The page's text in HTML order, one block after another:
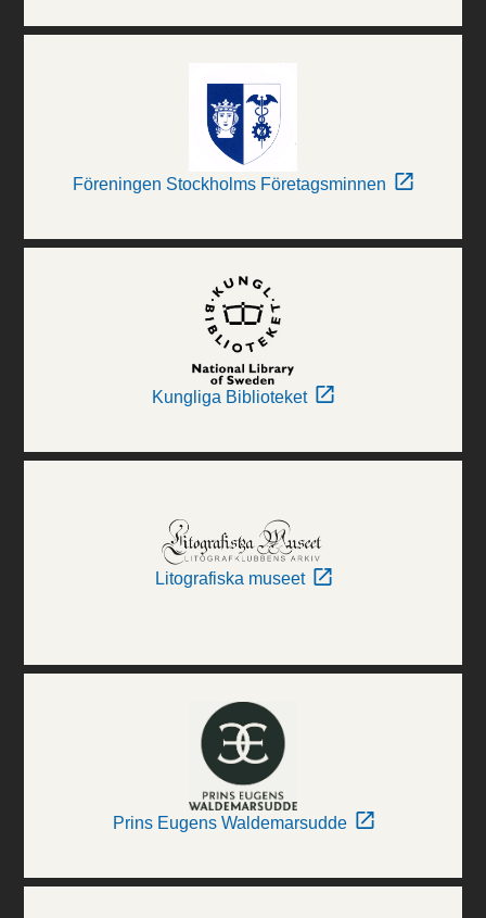
Föreningen Stockholms Företagsminnen
Kungliga Biblioteket
Litografiska museet
Prins Eugens Waldemarsudde